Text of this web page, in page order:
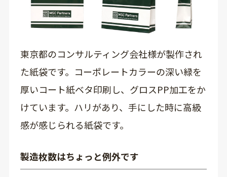
東京都のコンサルティング会社様が製作され
た紙袋です。コーポレートカラーの深い緑を
厚いコート紙ベタ印刷し、グロスPP加工をか
けています。ハリがあり、手にした時に高級
感が感じられる紙袋です。
製造枚数はちょっと例外です